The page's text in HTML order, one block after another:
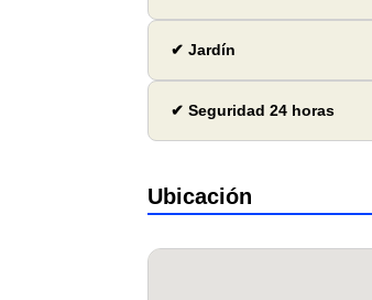
✔ Jardín
✔ Seguridad 24 horas
Ubicación